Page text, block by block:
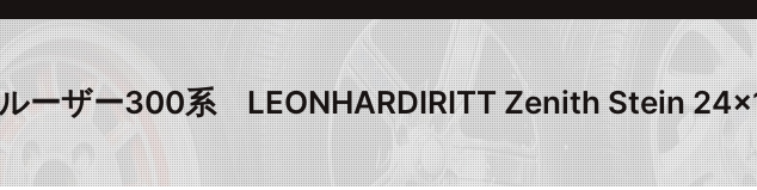
ーザー300系 LEONHARDIRITT Zenith Stein